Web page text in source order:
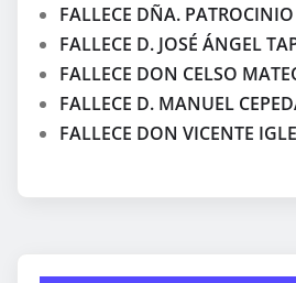
FALLECE DÑA.
FALLECE D. JOSÉ ÁNGEL
FALLECE DON CELSO
FALLECE D. MANUEL
FALLECE DON VICENTE